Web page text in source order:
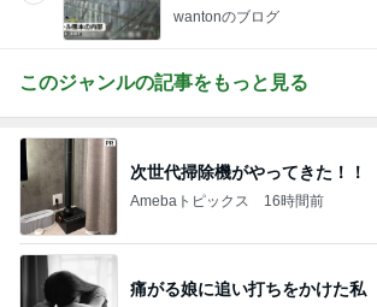
wantonのブログ
このジャンルの記事をもっと見る
次世代掃除機がやってきた！！
Amebaトピックス 16時間前
痛がる娘に追い打ちをかけた私